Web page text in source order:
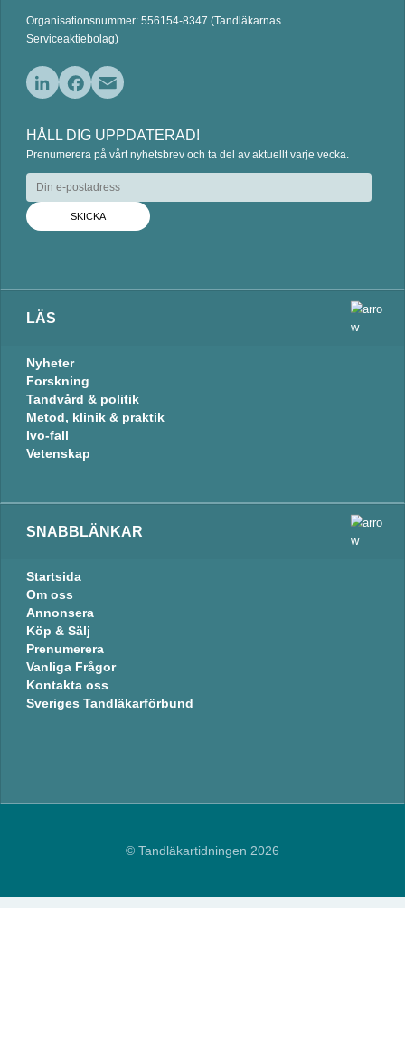
Organisationsnummer: 556154-8347 (Tandläkarnas
Serviceaktiebolag)
n
k
n
c
e
o
o
k
a
i
HÅLL DIG UPPDATERAD!
Prenumerera på vårt nyhetsbrev och ta del av aktuellt varje vecka.
LÄS
Nyheter
Forskning
Tandvård & politik
Metod, klinik & praktik
Ivo-fall
Vetenskap
SNABBLÄNKAR
Startsida
Om oss
Annonsera
Köp & Sälj
Prenumerera
Vanliga Frågor
Kontakta oss
Sveriges Tandläkarförbund
© Tandläkartidningen 2026